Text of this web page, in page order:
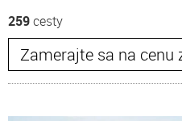
259cesty